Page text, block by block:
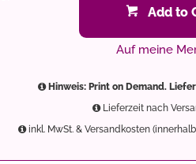
Add to
Auf meine
Hinweis: Print on Demand.
Lieferzeit nach
inkl. MwSt. & Versandkosten